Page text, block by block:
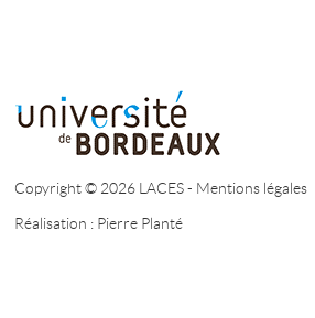
Copyright © 2026 LACES - Mentions légales
Réalisation : Pierre Planté